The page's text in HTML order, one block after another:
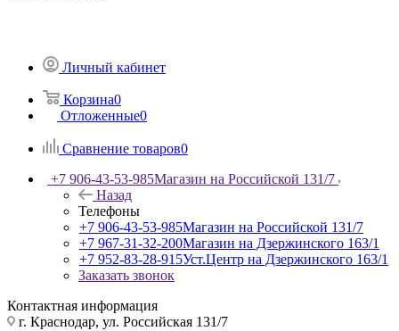
Личный кабинет
Корзина0
Отложенные0
Сравнение товаров0
+7 906-43-53-985Магазин на Российской 131/7
Назад
Телефоны
+7 906-43-53-985Магазин на Российской 131/7
+7 967-31-32-200Магазин на Дзержинского 163/1
+7 952-83-28-915Уст.Центр на Дзержинского 163/1
Заказать звонок
Контактная информация
г. Краснодар, ул. Российская 131/7